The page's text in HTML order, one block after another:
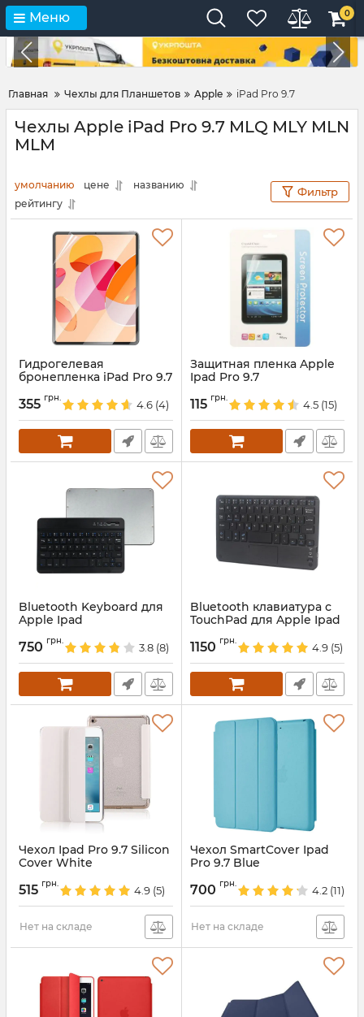
Меню 0
Главная Чехлы для Планшетов Apple iPad Pro 9.7
Чехлы Apple iPad Pro 9.7 MLQ MLY MLN
MLM
умолчанию цене
названию
рейтингу
Фильтр
Гидрогелевая
бронепленка iPad Pro 9.7
355 грн.
4.6 (4)
Защитная пленка Apple
Ipad Pro 9.7
115 грн.
4.5 (15)
Bluetooth Keyboard для
Apple Ipad
750 грн.
3.8 (8)
Bluetooth клавиатура с
TouchPad для Apple Ipad
1150 грн.
4.9 (5)
Чехол Ipad Pro 9.7 Silicon
Cover White
515 грн.
4.9 (5)
Нет на складе
Чехол SmartCover Ipad
Pro 9.7 Blue
700 грн.
4.2 (11)
Нет на складе